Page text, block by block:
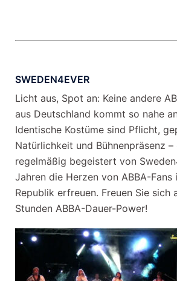
SWEDEN4EVER
Licht aus, Spot an: Keine andere
aus Deutschland kommt so nahe
Identische Kostüme sind Pflicht,
Natürlichkeit und Bühnenpräsenz
regelmäßig begeistert von
Jahren die Herzen von ABBA-Fans
Republik erfreuen. Freuen Sie sich
Stunden ABBA-Dauer-Power!